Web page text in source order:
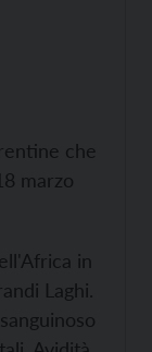
che
marzo
in
Laghi.